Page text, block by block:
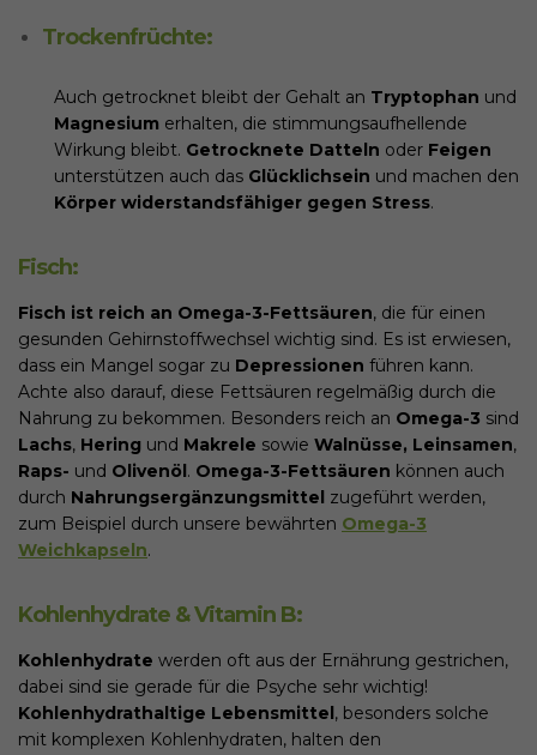
Trockenfrüchte:
Auch getrocknet bleibt der Gehalt an Tryptophan und
Magnesium erhalten, die stimmungsaufhellende
Wirkung bleibt. Getrocknete Datteln oder Feigen
unterstützen auch das Glücklichsein und machen den
Körper widerstandsfähiger gegen Stress.
Fisch:
Fisch ist reich an Omega-3-Fettsäuren, die für einen
gesunden Gehirnstoffwechsel wichtig sind. Es ist erwiesen,
dass ein Mangel sogar zu Depressionen führen kann.
Achte also darauf, diese Fettsäuren regelmäßig durch die
Nahrung zu bekommen. Besonders reich an Omega-3 sind
Lachs, Hering und Makrele sowie Walnüsse, Leinsamen,
Raps- und Olivenöl. Omega-3-Fettsäuren können auch
durch Nahrungsergänzungsmittel zugeführt werden,
zum Beispiel durch unsere bewährten Omega-3
Weichkapseln.
Kohlenhydrate & Vitamin B:
Kohlenhydrate werden oft aus der Ernährung gestrichen,
dabei sind sie gerade für die Psyche sehr wichtig!
Kohlenhydrathaltige Lebensmittel, besonders solche
mit komplexen Kohlenhydraten, halten den